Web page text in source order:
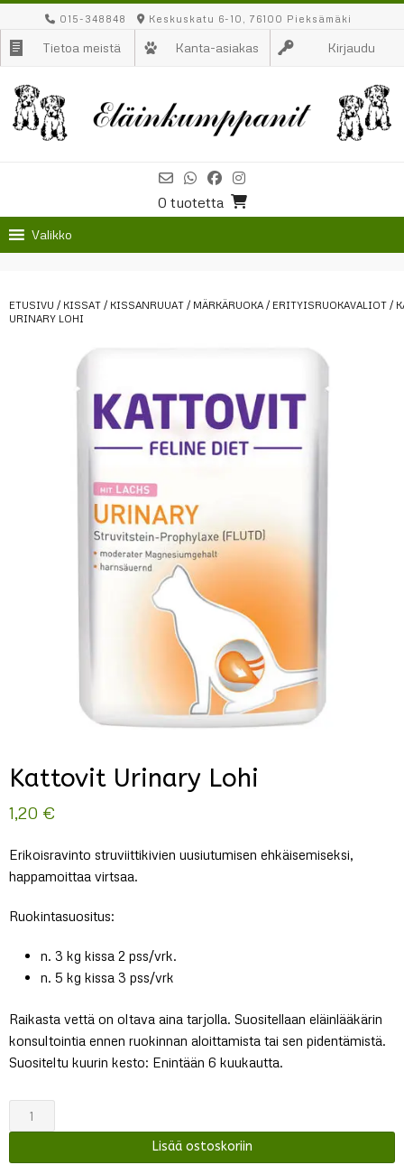
to
content
015-348848 Keskuskatu 6-10, 76100 Pieksämäki
Tietoa meistä Kanta-asiakas Kirjaudu
0 tuotetta
Valikko
ETUSIVU / KISSAT / KISSANRUUAT / MÄRKÄRUOKA / ERITYISRUOKAVALIOT /
URINARY LOHI
Kattovit Urinary Lohi
1,20 €
Erikoisravinto struviittikivien uusiutumisen ehkäisemiseksi,
happamoittaa virtsaa.
Ruokintasuositus:
n. 3 kg kissa 2 pss/vrk.
n. 5 kg kissa 3 pss/vrk
Raikasta vettä on oltava aina tarjolla. Suositellaan eläinlääkärin
konsultointia ennen ruokinnan aloittamista tai sen pidentämistä.
Suositeltu kuurin kesto: Enintään 6 kuukautta.
Kattovit
Urinary
Lisää ostoskoriin